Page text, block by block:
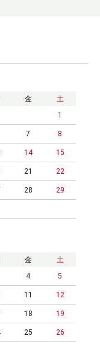
金
土
1
7 8
14 15
21 22
28 29
金
土
4 5
11 12
18 19
25 26